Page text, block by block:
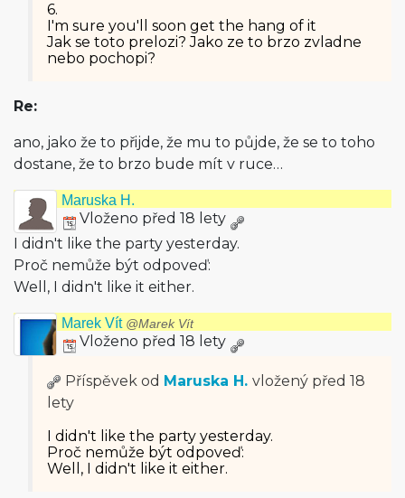
6.
I'm sure you'll soon get the hang of it
Jak se toto prelozi? Jako ze to brzo zvladne
nebo pochopi?
Re:
ano, jako že to přijde, že mu to půjde, že se to toho
dostane, že to brzo bude mít v ruce…
Maruska H.
Vloženo před 18 lety
I didn't like the party yesterday.
Proč nemůže být odpoveď:
Well, I didn't like it either.
Marek Vít @Marek Vít
Vloženo před 18 lety
Příspěvek od Maruska H. vložený před 18
lety
I didn't like the party yesterday.
Proč nemůže být odpoveď:
Well, I didn't like it either.